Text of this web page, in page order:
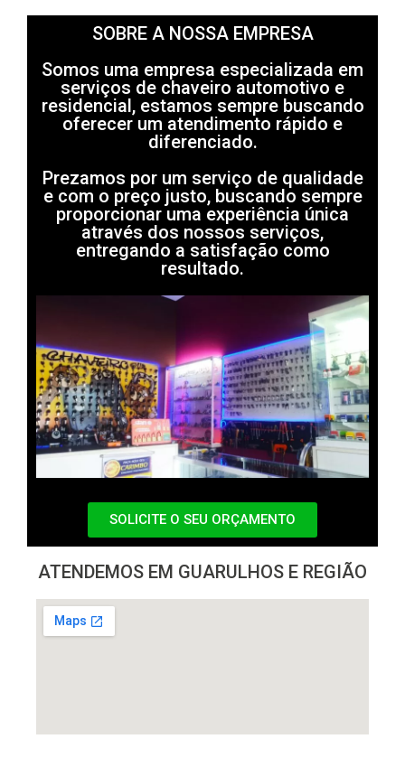
SOBRE A NOSSA EMPRESA
Somos uma empresa especializada em
serviços de chaveiro automotivo e
residencial, estamos sempre buscando
oferecer um atendimento rápido e
diferenciado.
Prezamos por um serviço de qualidade
e com o preço justo, buscando sempre
proporcionar uma experiência única
através dos nossos serviços,
entregando a satisfação como
resultado.
SOLICITE O SEU ORÇAMENTO
ATENDEMOS EM GUARULHOS E REGIÃO